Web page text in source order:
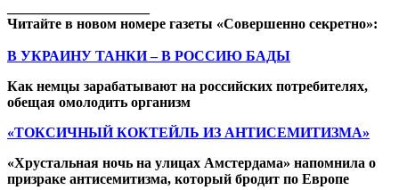
Читайте в новом номере газеты «Совершенно секретно»:
В УКРАИНУ ТАНКИ – В РОССИЮ БАДЫ
Как немцы зарабатывают на российских потребителях,
обещая омолодить организм
«ТОКСИЧНЫЙ КОКТЕЙЛЬ ИЗ АНТИСЕМИТИЗМА»
«Хрустальная ночь на улицах Амстердама» напомнила о
призраке антисемитизма, который бродит по Европе